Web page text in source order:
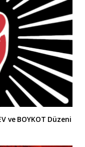
ve BOYKOT Düzeni